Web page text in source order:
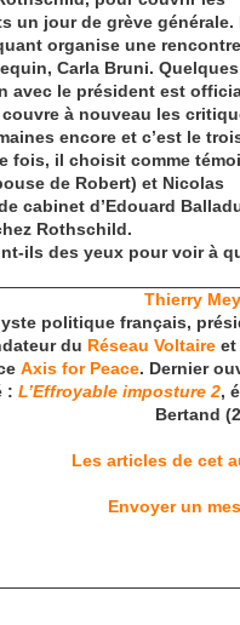
un jour de grève générale.
organise une rencontre
Carla Bruni. Quelques
avec le président est
à nouveau les
encore et c’est le
fois, il choisit comme
de Robert) et Nicolas
cabinet d’Edouard
Rothschild.
ils des yeux pour voir à
Thierry
politique français,
du Réseau Voltaire et
Axis for Peace. Dernier
: L’Effroyable imposture 2,
Bertand
Les articles de cet
Envoyer un